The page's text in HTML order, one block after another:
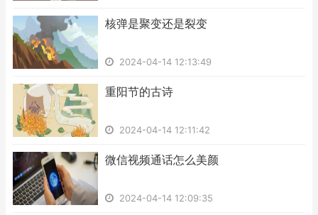
​核弹是聚变还是裂变
2024-04-14 12:13:49
​重阳节的古诗
2024-04-14 12:11:42
​微信视频通话怎么美颜
2024-04-14 12:09:35